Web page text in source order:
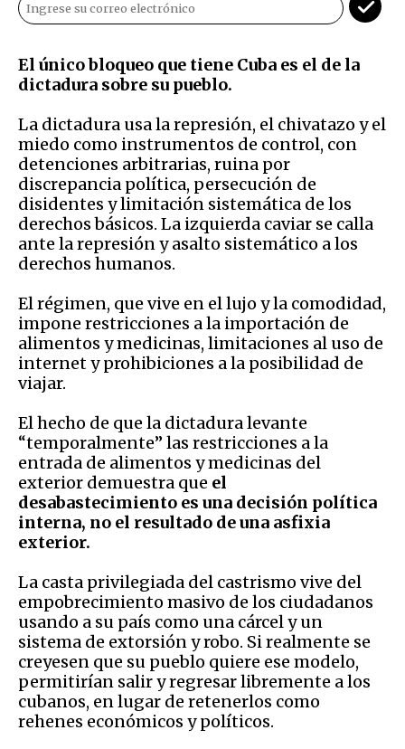
El único bloqueo que tiene Cuba es el de la
dictadura sobre su pueblo.
La dictadura usa la represión, el chivatazo y el
miedo como instrumentos de control, con
detenciones arbitrarias, ruina por
discrepancia política, persecución de
disidentes y limitación sistemática de los
derechos básicos. La izquierda caviar se calla
ante la represión y asalto sistemático a los
derechos humanos.
El régimen, que vive en el lujo y la comodidad,
impone restricciones a la importación de
alimentos y medicinas, limitaciones al uso de
internet y prohibiciones a la posibilidad de
viajar.
El hecho de que la dictadura levante
“temporalmente” las restricciones a la
entrada de alimentos y medicinas del
exterior demuestra que el
desabastecimiento es una decisión política
interna, no el resultado de una asfixia
exterior.
La casta privilegiada del castrismo vive del
empobrecimiento masivo de los ciudadanos
usando a su país como una cárcel y un
sistema de extorsión y robo. Si realmente se
creyesen que su pueblo quiere ese modelo,
permitirían salir y regresar libremente a los
cubanos, en lugar de retenerlos como
rehenes económicos y políticos.